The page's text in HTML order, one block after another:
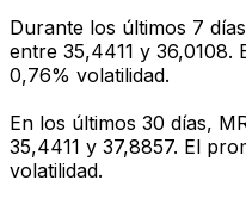
Durante los últimos 7
entre 35,4411 y 36,0108.
0,76% volatilidad.
En los últimos 30 días,
35,4411 y 37,8857. El
volatilidad.